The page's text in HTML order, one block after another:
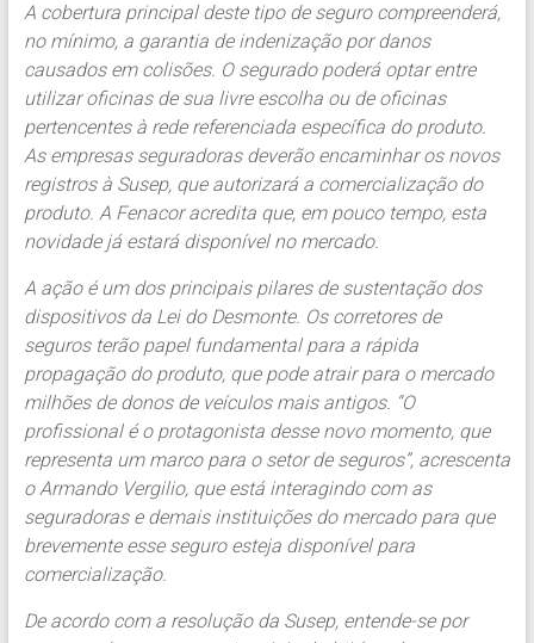
A cobertura principal deste tipo de seguro compreenderá,
no mínimo, a garantia de indenização por danos
causados em colisões. O segurado poderá optar entre
utilizar oficinas de sua livre escolha ou de oficinas
pertencentes à rede referenciada específica do produto.
As empresas seguradoras deverão encaminhar os novos
registros à Susep, que autorizará a comercialização do
produto. A Fenacor acredita que, em pouco tempo, esta
novidade já estará disponível no mercado.
A ação é um dos principais pilares de sustentação dos
dispositivos da Lei do Desmonte. Os corretores de
seguros terão papel fundamental para a rápida
propagação do produto, que pode atrair para o mercado
milhões de donos de veículos mais antigos. “O
profissional é o protagonista desse novo momento, que
representa um marco para o setor de seguros”, acrescenta
o Armando Vergilio, que está interagindo com as
seguradoras e demais instituições do mercado para que
brevemente esse seguro esteja disponível para
comercialização.
De acordo com a resolução da Susep, entende-se por